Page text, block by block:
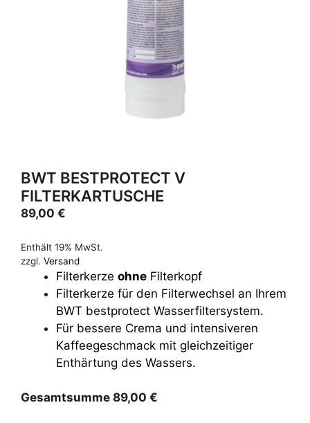
BWT BESTPROTECT V
FILTERKARTUSCHE
89,00 €
Enthält 19% MwSt.
zzgl. Versand
Filterkerze ohne Filterkopf
Filterkerze für den Filterwechsel an Ihrem
BWT bestprotect Wasserfiltersystem.
Für bessere Crema und intensiveren
Kaffeegeschmack mit gleichzeitiger
Enthärtung des Wassers.
Gesamtsumme 89,00 €